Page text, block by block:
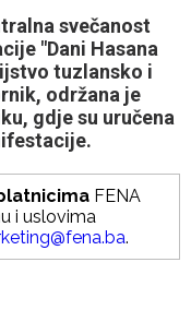
svečanost
"Dani Hasana
tuzlansko i
održana je
gdje su uručena
FENA
i uslovima
.